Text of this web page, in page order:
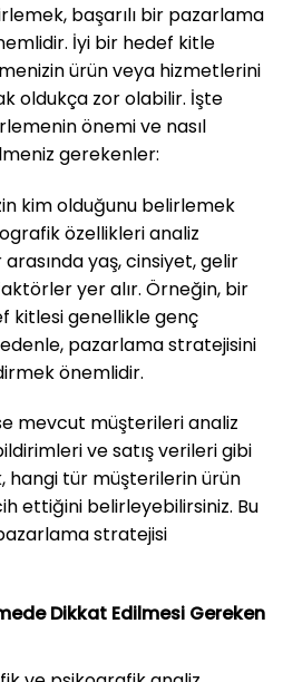
başarılı bir pazarlama
İyi bir hedef kitle
ürün veya hizmetlerini
oldukça zor olabilir. İşte
önemi ve nasıl
gerekenler:
kim olduğunu belirlemek
özellikleri analiz
yaş, cinsiyet, gelir
yer alır. Örneğin, bir
kitlesi genellikle genç
pazarlama stratejisini
önemlidir.
mevcut müşterileri analiz
ve satış verileri gibi
hangi tür müşterilerin ürün
ettiğini belirleyebilirsiniz. Bu
stratejisi
Dikkat Edilmesi Gereken